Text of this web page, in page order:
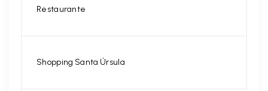
Restaurante
Shopping Santa Úrsula